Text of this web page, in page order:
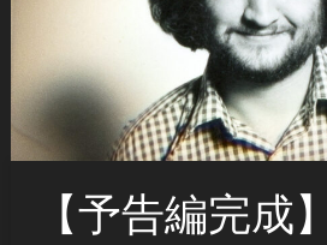
【予告編完成